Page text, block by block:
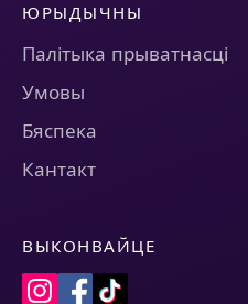
ЮРЫДЫЧНЫ
Палітыка прыватнасці
Умовы
Бяспека
Кантакт
ВЫКОНВАЙЦЕ